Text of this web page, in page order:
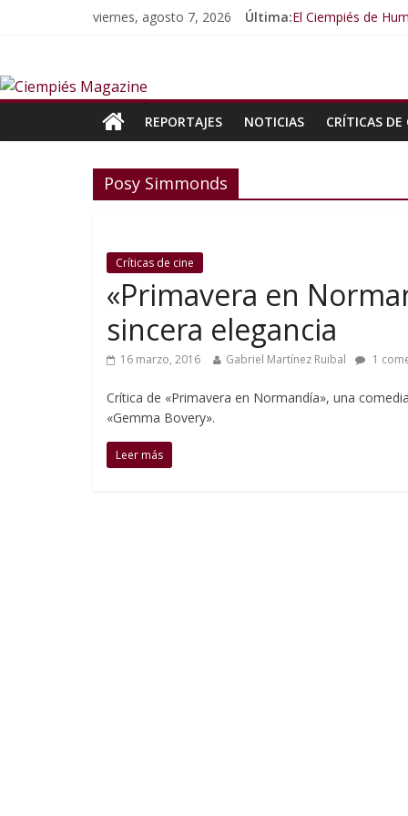
viernes, agosto 7, 2026 Última:El Ciempiés de
El Ciempiés de
REPORTAJES
NOTICIAS CRÍTICAS DE
Posy Simmonds
Críticas de cine
«Primavera en
sincera elegancia
16 marzo, 2016 Gabriel Martínez Ruibal 1
Crítica de «Primavera en Normandía», una
«Gemma Bovery».
Leer más